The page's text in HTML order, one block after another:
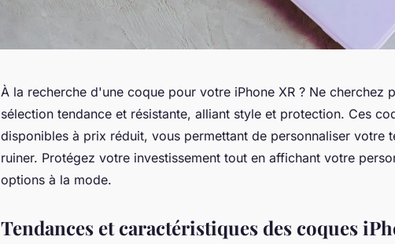
À la recherche d'une coque pour votre iPhone XR ? Ne cherchez
sélection tendance et résistante, alliant style et protection. Ces
disponibles à prix réduit, vous permettant de personnaliser votre
ruiner. Protégez votre investissement tout en affichant votre
options à la mode.
Tendances et caractéristiques des coques